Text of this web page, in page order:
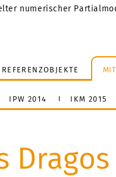
numerischer
REFERENZOBJEKTE
IPW 2014 IKM 2015
Dragos